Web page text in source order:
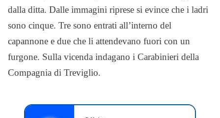
dalla ditta. Dalle immagini riprese si evince che i ladri
sono cinque. Tre sono entrati all’interno del
capannone e due che li attendevano fuori con un
furgone. Sulla vicenda indagano i Carabinieri della
Compagnia di Treviglio.